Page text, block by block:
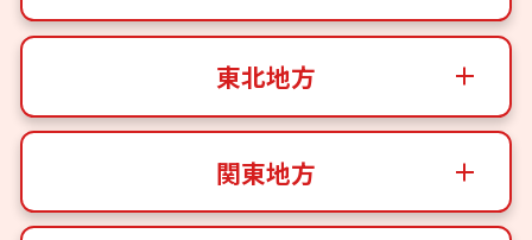
東北地方
関東地方